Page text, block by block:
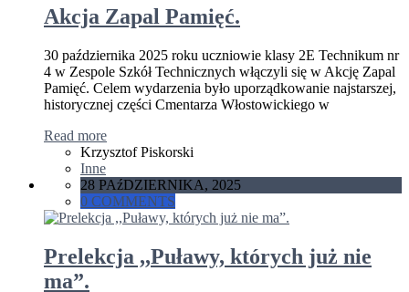
Akcja Zapal Pamięć.
30 października 2025 roku uczniowie klasy 2E Technikum nr
4 w Zespole Szkół Technicznych włączyli się w Akcję Zapal
Pamięć. Celem wydarzenia było uporządkowanie najstarszej,
historycznej części Cmentarza Włostowickiego w
Read more
Krzysztof Piskorski
Inne
28 PAźDZIERNIKA, 2025
0 COMMENTS
Prelekcja ,,Puławy, których już nie
ma”.